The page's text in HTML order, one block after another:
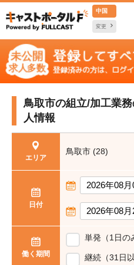
中国
変更
鳥取市の組立/加工業
人情報
エリア
鳥取市 (28)
日付
働く期間
単発（1日の
継続（31日以